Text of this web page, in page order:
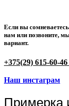
Если вы
нам или позвоните,
вариант.
+375(29) 615-60-
Наш инстаграм
Примерка